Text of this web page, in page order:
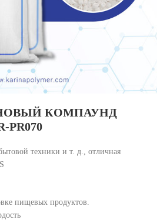
КОМПАУНД
техники и т. д., отличная
пищевых продуктов.